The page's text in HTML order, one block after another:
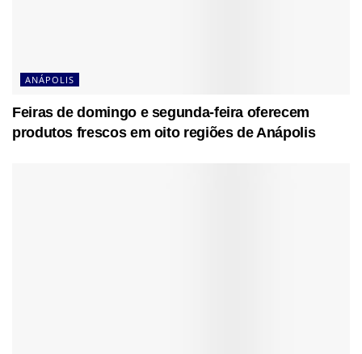
ANÁPOLIS
Feiras de domingo e segunda-feira oferecem
produtos frescos em oito regiões de Anápolis